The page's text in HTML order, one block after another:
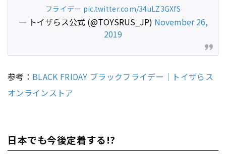
フライデー pic.twitter.com/34uLZ3GXfS
— トイザらス公式 (@TOYSRUS_JP) November 26,
2019
参考： BLACK FRIDAY ブラックフライデー｜トイザらス
オンラインストア
日本でも今後定着する!?